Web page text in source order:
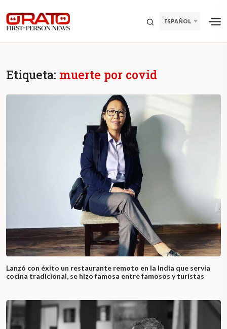
ESPAÑOL
Etiqueta: muerte por covid
Lanzó con éxito un restaurante remoto en la India que servía
cocina tradicional, se hizo famosa entre famosos y turistas